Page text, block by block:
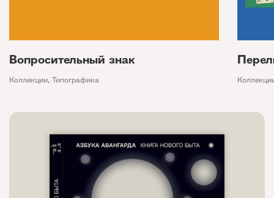
Вопросительный знак
Коллекции, Типографика